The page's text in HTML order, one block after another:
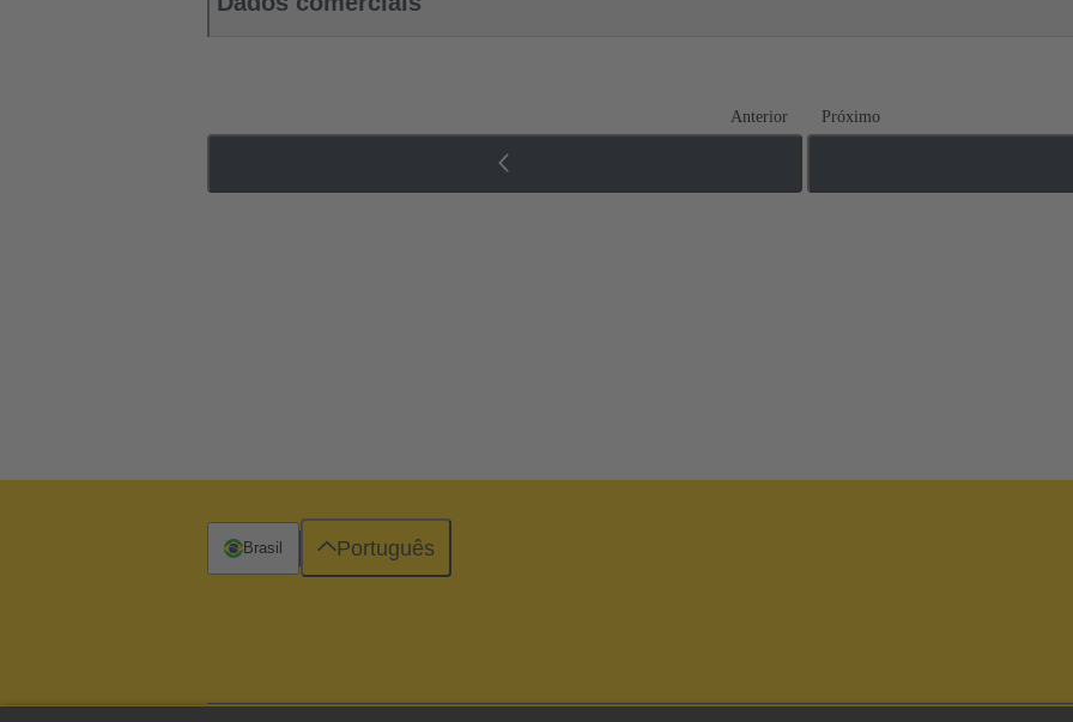
Anterior Próximo
Brasil Português